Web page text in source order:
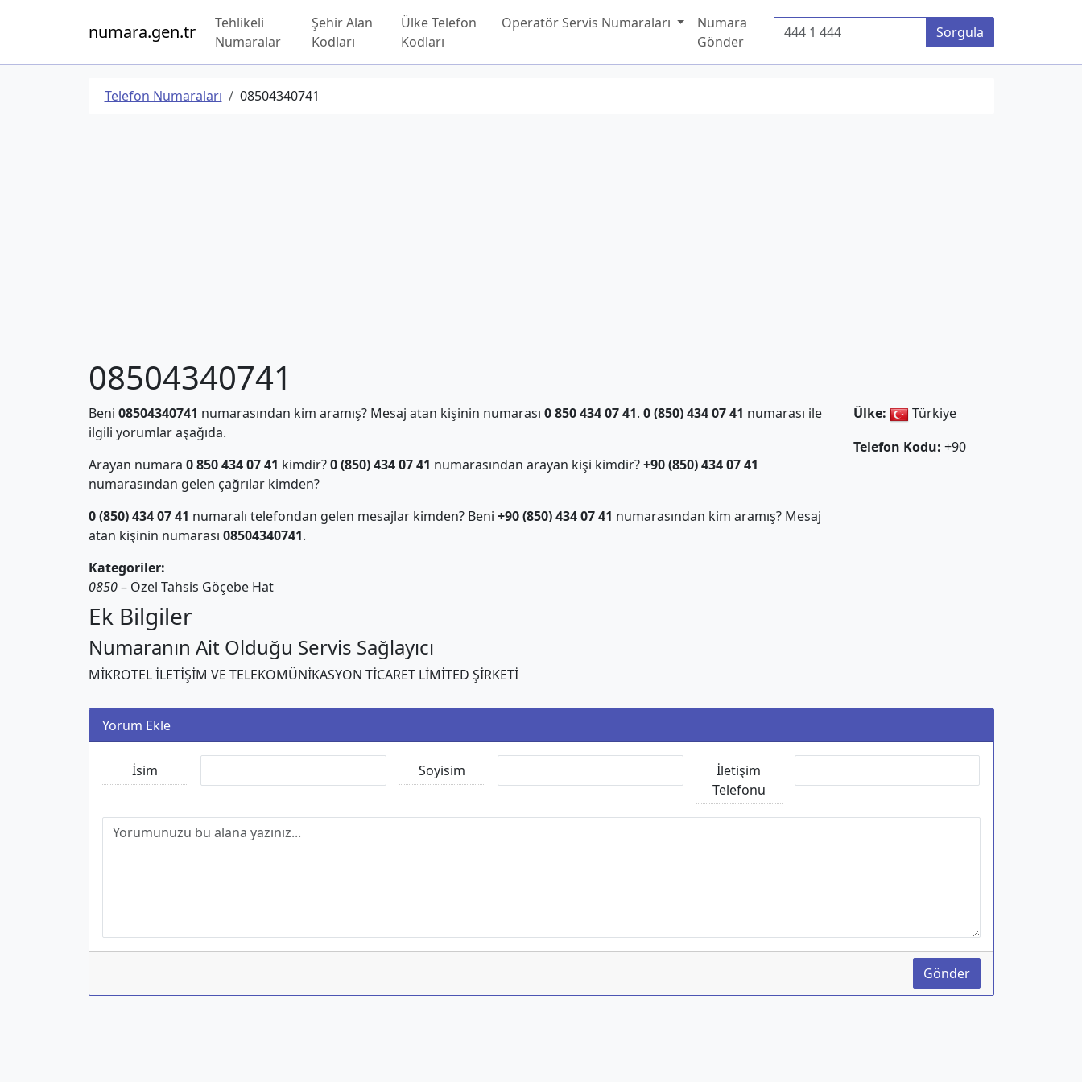
numara.gen.tr
Tehlikeli
Numaralar
Şehir Alan
Kodları
Ülke Telefon
Kodları
Operatör Servis Numaraları
Numara
Gönder
Telefon Numarası Sorgula
Telefon Numaraları 08504340741
08504340741
Beni 08504340741 numarasından kim aramış? Mesaj atan kişinin numarası 0 850 434 07 41. 0 (850) 434 07 41 numarası ile
ilgili yorumlar aşağıda.
Arayan numara 0 850 434 07 41 kimdir?0 (850) 434 07 41 numarasından arayan kişi kimdir?+90 (850) 434 07 41
numarasından gelen çağrılar kimden?
0 (850) 434 07 41 numaralı telefondan gelen mesajlar kimden? Beni +90 (850) 434 07 41 numarasından kim aramış? Mesaj
atan kişinin numarası 08504340741.
Kategoriler:
0850– Özel Tahsis Göçebe Hat
Ülke:
Türkiye
Telefon Kodu: +90
Ek Bilgiler
Numaranın Ait Olduğu Servis Sağlayıcı
MİKROTEL İLETİŞİM VE TELEKOMÜNİKASYON TİCARET LİMİTED ŞİRKETİ
Yorum Ekle
İsim Soyisim
İletişim
Telefonu
Gönder